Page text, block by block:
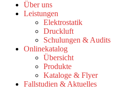
Über uns
Leistungen
Elektrostatik
Druckluft
Schulungen & Audits
Onlinekatalog
Übersicht
Produkte
Kataloge & Flyer
Fallstudien & Aktuelles